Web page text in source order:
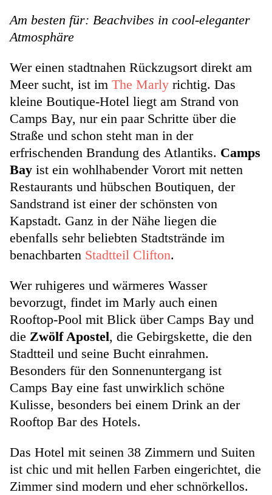
Am besten für: Beachvibes in cool-eleganter
Atmosphäre
Wer einen stadtnahen Rückzugsort direkt am
Meer sucht, ist im The Marly richtig. Das
kleine Boutique-Hotel liegt am Strand von
Camps Bay, nur ein paar Schritte über die
Straße und schon steht man in der
erfrischenden Brandung des Atlantiks. Camps
Bay ist ein wohlhabender Vorort mit netten
Restaurants und hübschen Boutiquen, der
Sandstrand ist einer der schönsten von
Kapstadt. Ganz in der Nähe liegen die
ebenfalls sehr beliebten Stadtstrände im
benachbarten Stadtteil Clifton.
Wer ruhigeres und wärmeres Wasser
bevorzugt, findet im Marly auch einen
Rooftop-Pool mit Blick über Camps Bay und
die Zwölf Apostel, die Gebirgskette, die den
Stadtteil und seine Bucht einrahmen.
Besonders für den Sonnenuntergang ist
Camps Bay eine fast unwirklich schöne
Kulisse, besonders bei einem Drink an der
Rooftop Bar des Hotels.
Das Hotel mit seinen 38 Zimmern und Suiten
ist chic und mit hellen Farben eingerichtet, die
Zimmer sind modern und eher schnörkellos.